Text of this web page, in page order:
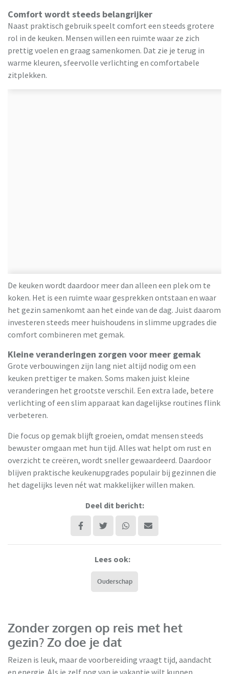
Comfort wordt steeds belangrijker
Naast praktisch gebruik speelt comfort een steeds grotere
rol in de keuken. Mensen willen een ruimte waar ze zich
prettig voelen en graag samenkomen. Dat zie je terug in
warme kleuren, sfeervolle verlichting en comfortabele
zitplekken.
De keuken wordt daardoor meer dan alleen een plek om te
koken. Het is een ruimte waar gesprekken ontstaan en waar
het gezin samenkomt aan het einde van de dag. Juist daarom
investeren steeds meer huishoudens in slimme upgrades die
comfort combineren met gemak.
Kleine veranderingen zorgen voor meer gemak
Grote verbouwingen zijn lang niet altijd nodig om een
keuken prettiger te maken. Soms maken juist kleine
veranderingen het grootste verschil. Een extra lade, betere
verlichting of een slim apparaat kan dagelijkse routines flink
verbeteren.
Die focus op gemak blijft groeien, omdat mensen steeds
bewuster omgaan met hun tijd. Alles wat helpt om rust en
overzicht te creëren, wordt sneller gewaardeerd. Daardoor
blijven praktische keukenupgrades populair bij gezinnen die
het dagelijks leven nét wat makkelijker willen maken.
Deel dit bericht:
Lees ook:
Ouderschap
Zonder zorgen op reis met het
gezin? Zo doe je dat
Reizen is leuk, maar de voorbereiding vraagt tijd, aandacht
en energie. Als je zelf nog van je vakantie wilt kunnen